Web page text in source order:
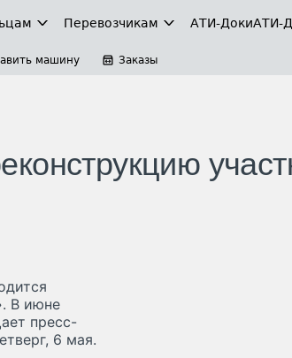
Перевозчикам АТИ-ДокиАТИ-
машину Заказы
В июне
пресс-
6 мая.